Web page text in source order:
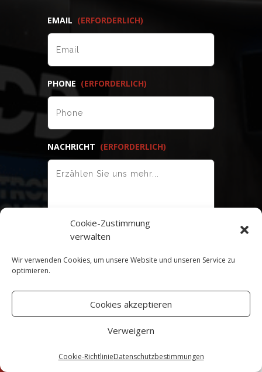
Cookie-Zustimmung
verwalten
Wir verwenden Cookies, um unsere Website und unseren Service zu
optimieren.
Cookies akzeptieren
Verweigern
Cookie-RichtlinieDatenschutzbestimmungen
EMAIL (ERFORDERLICH)
PHONE (ERFORDERLICH)
NACHRICHT (ERFORDERLICH)
English
BEGINNEN SIE